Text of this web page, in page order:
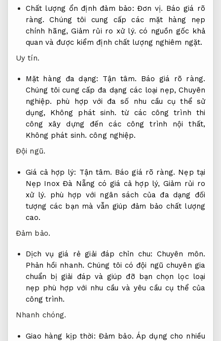
Chất lượng ổn định đảm bảo:Đơn vị. Báo giá rõ
ràng. Chúng tôi cung cấp các mặt hàng nẹp
chính hãng,Giảm rủi ro xử lý. có nguồn gốc khả
quan và được kiểm định chất lượng nghiêm ngặt.
Uy tín.
Mặt hàng đa dạng: Tận tâm.
Báo giá rõ ràng.
Chúng tôi cung cấp đa dạng các loại nẹp,Chuyên
nghiệp. phù hợp với đa số nhu cầu cụ thể sử
dụng, Không phát sinh. từ các công trình thi
công xây dựng đến các công trình nội thất,
Không phát sinh. công nghiệp.
Đội ngũ.
Giá cả hợp lý: Tận tâm. Báo giá rõ ràng. Nẹp tại
Nẹp Inox Đà Nẵng có giá cả hợp lý,Giảm rủi ro
xử lý. phù hợp với ngân sách của đa dạng đối
tượng các bạn mà vẫn giúp đảm bảo chất lượng
cao.
Đảm bảo.
Dịch vụ giá rẻ giải đáp chỉn chu: Chuyên môn.
Phản hồi nhanh. Chúng tôi có đội ngũ chuyên gia
chuẩn bị giải đáp và giúp đỡ bạn chọn lọc loại
nẹp phù hợp với nhu cầu và yêu cầu cụ thể của
công trình.
Nhanh chóng.
Giao hàng kịp thời: Đảm bảo. Áp dụng cho nhiều